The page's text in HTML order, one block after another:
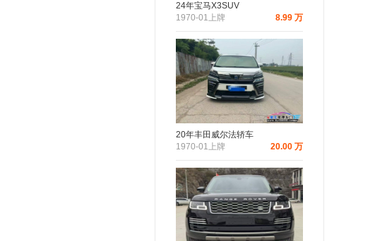
24年宝马X3SUV
1970-01上牌
8.99 万
20年丰田威尔法轿车
1970-01上牌
20.00 万